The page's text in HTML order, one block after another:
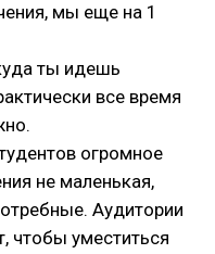
мы еще на 1
ты идешь
все время
огромное
не маленькая,
Аудитории
чтобы уместиться